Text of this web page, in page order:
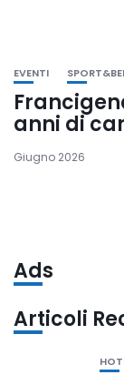
EVENTI
anni di
Giugno 2026
Ads
Articoli